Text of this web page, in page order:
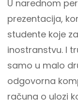
U narednom
prezentacija,
studente koje
inostranstvu. I
samo u malo
odgovorna
računa o ulozi